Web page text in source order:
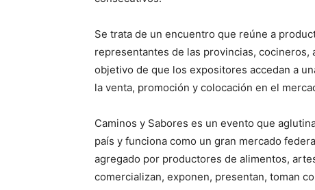
Se trata de un encuentro que reúne a
representantes de las provincias,
objetivo de que los expositores accedan a
la venta, promoción y colocación en el
Caminos y Sabores es un evento que
país y funciona como un gran mercado
agregado por productores de alimentos,
comercializan, exponen, presentan, toman